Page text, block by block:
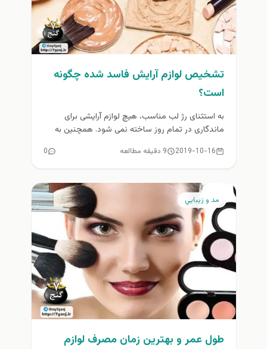
تشخیص لوازم آرایش فاسد شده چگونه
است؟
به استثنای رژ لب مناسب، هیچ لوازم آرایشی برای
ماندگاری در تمام روز ساخته نمی شود. همچنین به
2019-10-16 9 دقیقه مطالعه 0
مد و زيبايي
طول عمر و بهترین زمان مصرف لوازم